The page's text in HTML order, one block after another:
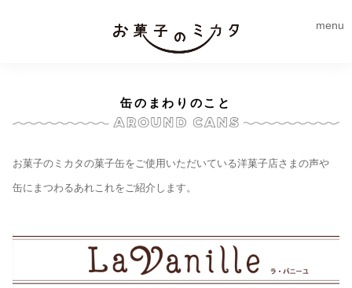
menu
缶のまわりのこと
お菓子のミカタの菓子缶をご使用いただいている洋菓子店さまの声や
缶にまつわるあれこれをご紹介します。